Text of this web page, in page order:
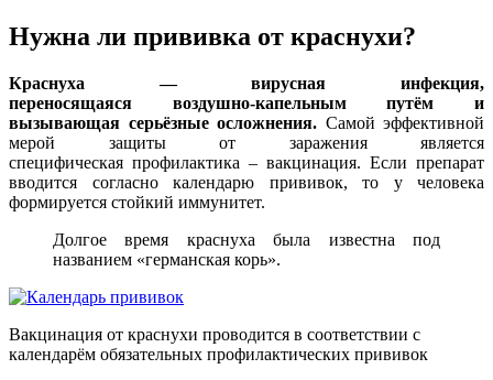
Нужна ли прививка от краснухи?
Краснуха — вирусная инфекция,
переносящаяся воздушно-капельным путём и
вызывающая серьёзные осложнения. Самой эффективной
мерой защиты от заражения является
специфическая профилактика – вакцинация. Если препарат
вводится согласно календарю прививок, то у человека
формируется стойкий иммунитет.
Долгое время краснуха была известна под
названием «германская корь».
Вакцинация от краснухи проводится в соответствии с
календарём обязательных профилактических прививок